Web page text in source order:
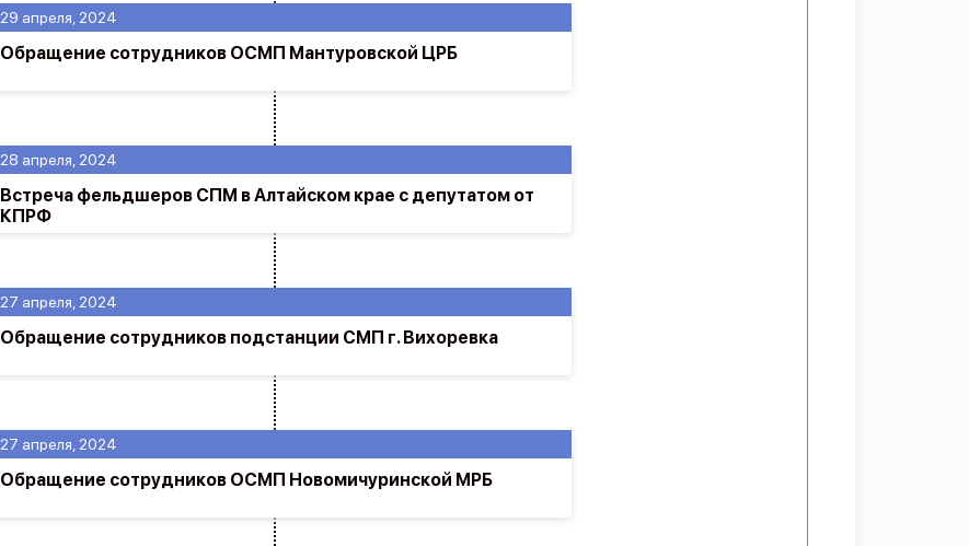
27 апреля, 2024
Обращение сотрудников ОСМП Новомичуринской МРБ
27 апреля, 2024
Обращение сотрудников подстанции СМП г. Вихоревка
28 апреля, 2024
Встреча фельдшеров СПМ в Алтайском крае с депутатом от
КПРФ
29 апреля, 2024
Обращение сотрудников ОСМП Мантуровской ЦРБ